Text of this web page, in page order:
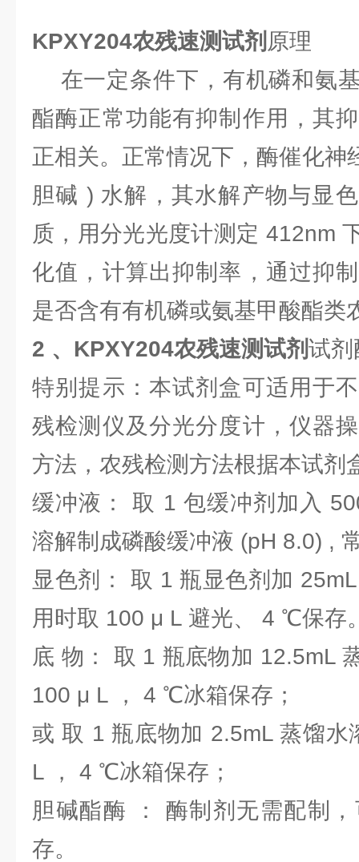
KPXY204农残速测试剂 原理
在一定条件下，有机磷和氨
酯酶正常功能有抑制作用，其
正相关。正常情况下，酶催化神
胆碱 ) 水解，其水解产物与显
质，用分光光度计测定 412nm
化值，计算出抑制率，通过抑
是否含有有机磷或氨基甲酸酯类
2 、 KPXY204农残速测试剂试剂
特别提示：本试剂盒可适用于
残检测仪及分光分度计，仪器
方法，农残检测方法根据本试剂
缓冲液： 取 1 包缓冲剂加入
溶解制成磷酸缓冲液 (pH 8.0) ,
显色剂： 取 1 瓶显色剂加
用时取 100 μ L 避光、 4 ℃保存
底 物： 取 1 瓶底物加 12.5mL
100 μ L ， 4 ℃冰箱保存；
或 取 1 瓶底物加 2.5mL 蒸馏水
L ， 4 ℃冰箱保存；
胆碱酯酶 ： 酶制剂无需配制
存。